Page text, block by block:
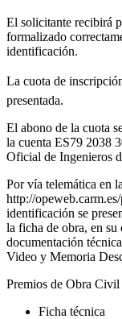
El solicitante recibirá
formalizado
identificación.
La cuota de
presentada.
El abono de la cuota
la cuenta ES79 2038
Oficial de Ingenieros
Por vía telemática en
http://
identificación se
la ficha de obra, en
documentación
Video y Memoria
Premios de Obra
Ficha técnica